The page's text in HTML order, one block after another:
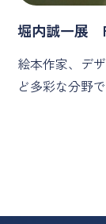
堀内誠一展
絵本作家、デ
ど多彩な分野